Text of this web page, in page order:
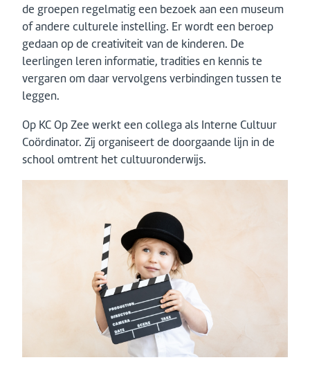
Contact
de groepen regelmatig een bezoek aan een museum
of andere culturele instelling. Er wordt een beroep
gedaan op de creativiteit van de kinderen. De
leerlingen leren informatie, tradities en kennis te
vergaren om daar vervolgens verbindingen tussen te
leggen.
Op KC Op Zee werkt een collega als Interne Cultuur
Coördinator. Zij organiseert de doorgaande lijn in de
school omtrent het cultuuronderwijs.